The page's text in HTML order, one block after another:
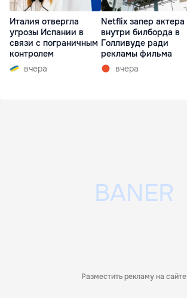
Италия отвергла
угрозы Испании в
связи с пограничным
контролем
вчера
Netflix запер актера
внутри билборда в
Голливуде ради
рекламы фильма
вчера
Разместить рекламу на сайте